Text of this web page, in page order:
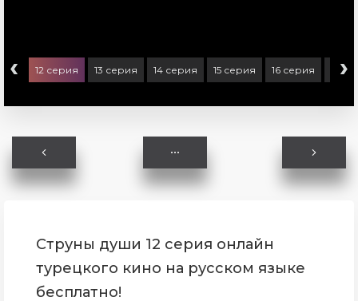
‹ 12 серия 13 серия 14 серия 15 серия 16 серия 17
›
Струны души 12 серия онлайн
турецкого кино на русском языке
бесплатно!